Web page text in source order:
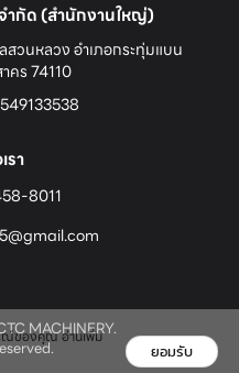
ำกัด (สำนักงานใหญ่)
สวนหลวงอำเภอกระทุ่มแบน
คร 74110
รา
8011
MACHINERY.
รณ์ของคุณ อ่านเพิ่ม
ยอมรับ